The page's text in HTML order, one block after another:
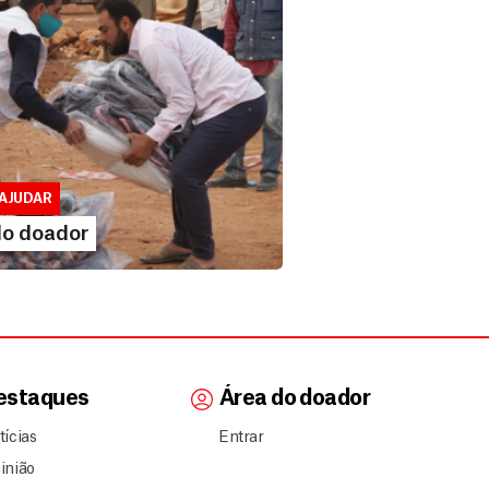
doador
para doadores de MSF....
MAIS
doador
Área do doador
Entrar